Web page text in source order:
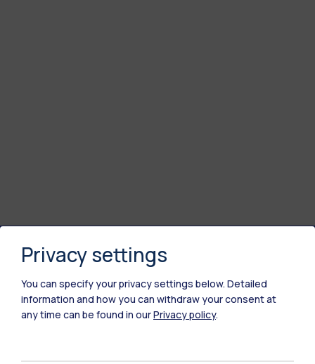
Polimi Community
Tutti i siti dell’ecosistema
Privacy settings
You can specify your privacy settings below. Detailed
information and how you can withdraw your consent at
any time can be found in ourPrivacy policy.